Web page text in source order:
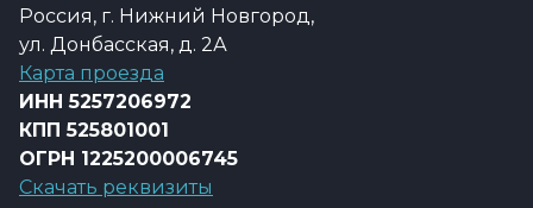
Россия, г. Нижний Новгород,
ул. Донбасская, д. 2А⁠
Карта проезда
ИНН 5257206972
КПП 525801001
ОГРН 1225200006745
Скачать реквизиты